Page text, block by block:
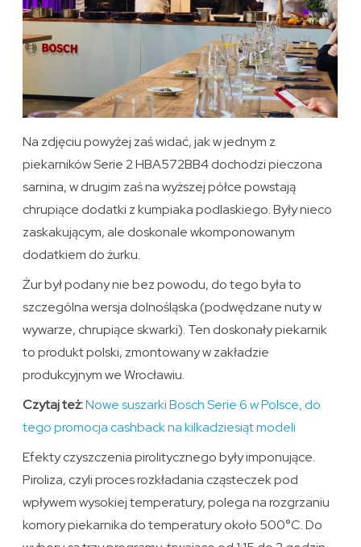
Na zdjęciu powyżej zaś widać, jak w jednym z
piekarników Serie 2 HBA572BB4 dochodzi pieczona
sarnina, w drugim zaś na wyższej półce powstają
chrupiące dodatki z kumpiaka podlaskiego. Były nieco
zaskakującym, ale doskonale wkomponowanym
dodatkiem do żurku.
Żur był podany nie bez powodu, do tego była to
szczególna wersja dolnośląska (podwędzane nuty w
wywarze, chrupiące skwarki). Ten doskonały piekarnik
to produkt polski, zmontowany w zakładzie
produkcyjnym we Wrocławiu.
Czytaj też:Nowe suszarki Bosch Serie 6 w Polsce, do
tego promocja cashback na kilkadziesiąt modeli
Efekty czyszczenia pirolitycznego były imponujące.
Piroliza, czyli proces rozkładania cząsteczek pod
wpływem wysokiej temperatury, polega na rozgrzaniu
komory piekarnika do temperatury około 500°C. Do